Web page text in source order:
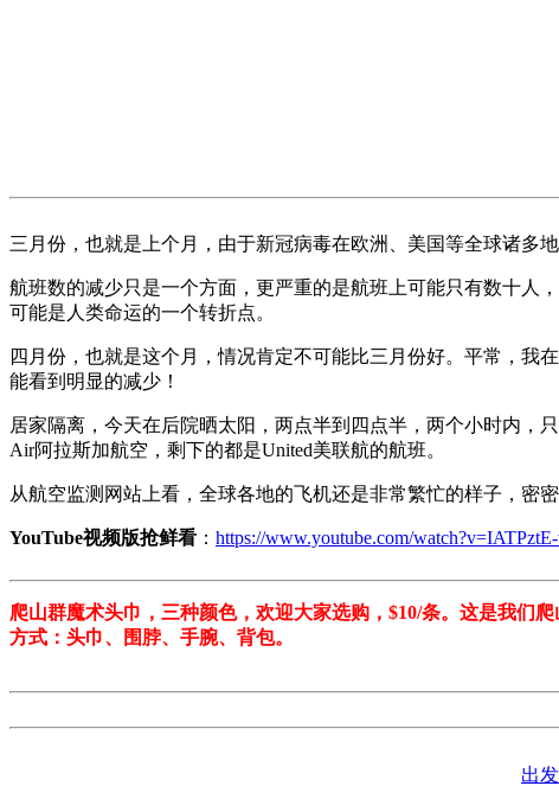
三月份，也就是上个月，由于新冠病毒在欧洲、美国等全球诸多
航班数的减少只是一个方面，更严重的是航班上可能只有数十人
可能是人类命运的一个转折点。
四月份，也就是这个月，情况肯定不可能比三月份好。平常，我
能看到明显的减少！
居家隔离，今天在后院晒太阳，两点半到四点半，两个小时内，
Air阿拉斯加航空，剩下的都是United美联航的航班。
从航空监测网站上看，全球各地的飞机还是非常繁忙的样子，密
YouTube视频版抢鲜看 ： https://www.youtube.com/
爬山群魔术头巾，三种颜色，欢迎大家选购，$10/条。这是我们
方式：头巾、围脖、手腕、背包。
出